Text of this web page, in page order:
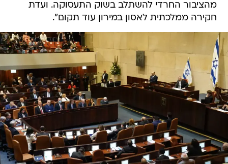
מהציבור החרדי להשתלב בשוק התעסוקה. ועדת
חקירה ממלכתית לאסון במירון עוד תקום".